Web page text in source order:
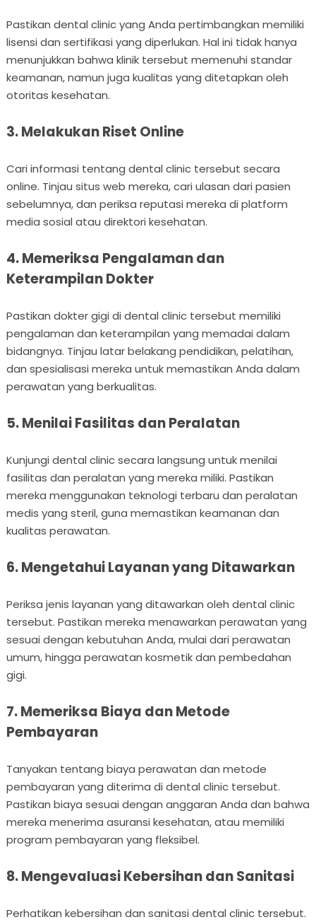
Pastikan dental clinic yang Anda pertimbangkan memiliki
lisensi dan sertifikasi yang diperlukan. Hal ini tidak hanya
menunjukkan bahwa klinik tersebut memenuhi standar
keamanan, namun juga kualitas yang ditetapkan oleh
otoritas kesehatan.
3. Melakukan Riset Online
Cari informasi tentang dental clinic tersebut secara
online. Tinjau situs web mereka, cari ulasan dari pasien
sebelumnya, dan periksa reputasi mereka di platform
media sosial atau direktori kesehatan.
4. Memeriksa Pengalaman dan
Keterampilan Dokter
Pastikan dokter gigi di dental clinic tersebut memiliki
pengalaman dan keterampilan yang memadai dalam
bidangnya. Tinjau latar belakang pendidikan, pelatihan,
dan spesialisasi mereka untuk memastikan Anda dalam
perawatan yang berkualitas.
5. Menilai Fasilitas dan Peralatan
Kunjungi dental clinic secara langsung untuk menilai
fasilitas dan peralatan yang mereka miliki. Pastikan
mereka menggunakan teknologi terbaru dan peralatan
medis yang steril, guna memastikan keamanan dan
kualitas perawatan.
6. Mengetahui Layanan yang Ditawarkan
Periksa jenis layanan yang ditawarkan oleh dental clinic
tersebut. Pastikan mereka menawarkan perawatan yang
sesuai dengan kebutuhan Anda, mulai dari perawatan
umum, hingga perawatan kosmetik dan pembedahan
gigi.
7. Memeriksa Biaya dan Metode
Pembayaran
Tanyakan tentang biaya perawatan dan metode
pembayaran yang diterima di dental clinic tersebut.
Pastikan biaya sesuai dengan anggaran Anda dan bahwa
mereka menerima asuransi kesehatan, atau memiliki
program pembayaran yang fleksibel.
8. Mengevaluasi Kebersihan dan Sanitasi
Perhatikan kebersihan dan sanitasi dental clinic tersebut.